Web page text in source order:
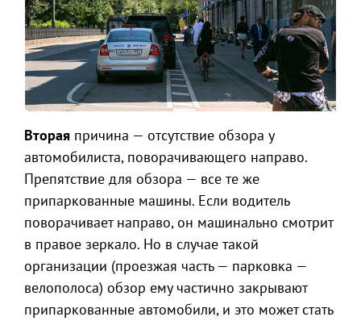
Вторая причина — отсутствие обзора у
автомобилиста, поворачивающего направо.
Препятствие для обзора — все те же
припаркованные машины. Если водитель
поворачивает направо, он машинально смотрит
в правое зеркало. Но в случае такой
организации (проезжая часть — парковка —
велополоса) обзор ему частично закрывают
припаркованные автомобили, и это может стать